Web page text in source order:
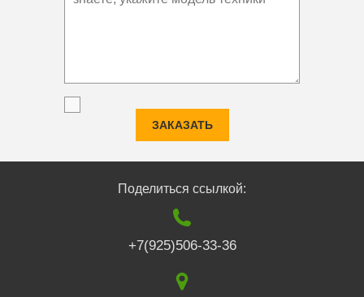
ЗАКАЗАТЬ
Поделиться ссылкой:
+7(925)506-33-36